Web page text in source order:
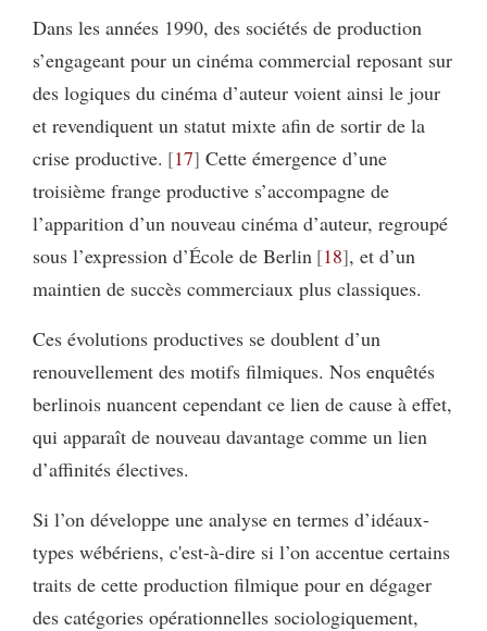
Dans les années 1990, des sociétés de production
s’engageant pour un cinéma commercial reposant sur
des logiques du cinéma d’auteur voient ainsi le jour
et revendiquent un statut mixte afin de sortir de la
crise productive. 17 Cette émergence d’une
troisième frange productive s’accompagne de
l’apparition d’un nouveau cinéma d’auteur, regroupé
sous l’expression d’École de Berlin 18 , et d’un
maintien de succès commerciaux plus classiques.
Ces évolutions productives se doublent d’un
renouvellement des motifs filmiques. Nos enquêtés
berlinois nuancent cependant ce lien de cause à effet,
qui apparaît de nouveau davantage comme un lien
d’affinités électives.
Si l’on développe une analyse en termes d’idéaux-
types wébériens, c'est-à-dire si l’on accentue certains
traits de cette production filmique pour en dégager
des catégories opérationnelles sociologiquement,